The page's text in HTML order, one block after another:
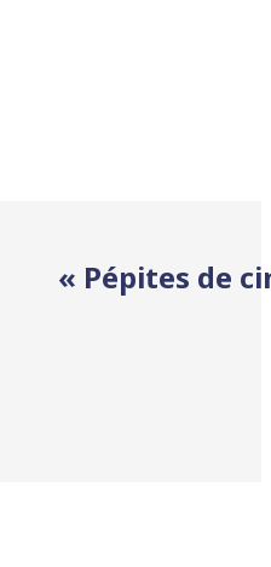
« Pépites de